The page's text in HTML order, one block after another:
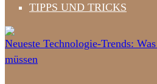
TIPPS UND TRICKS
Neueste Technologie-Trends:
müssen